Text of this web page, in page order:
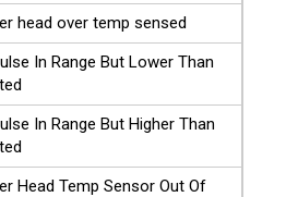
head over temp sensed
In Range But Lower Than
In Range But Higher Than
Head Temp Sensor Out Of